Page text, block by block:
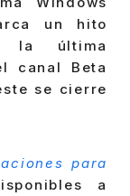
un hito
la última
canal Beta
se cierre
para
a